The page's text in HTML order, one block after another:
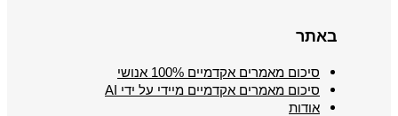
באתר
סיכום מאמרים אקדמיים 100% אנושי
סיכום מאמרים אקדמיים מיידי על ידי AI
אודות